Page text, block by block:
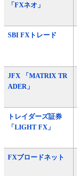
「FXネオ」
SBI FXトレード
JFX 「MATRIX TR
ADER」
トレイダーズ証券
「LIGHT FX」
FXブロードネット